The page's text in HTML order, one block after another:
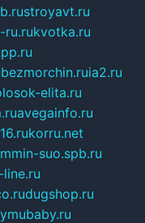
stroyavt.ru
ru.rukvotka.ru
bezmorchin.ruia2.ru
elita.ru
avegainfo.ru
korru.net
suo.spb.ru
dugshop.ru